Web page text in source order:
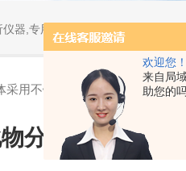
欢迎您！
来自局
助您的
器,专用及应急分析仪器,粒子计数
采用不锈钢设计，使用寿命长
分析仪系统整